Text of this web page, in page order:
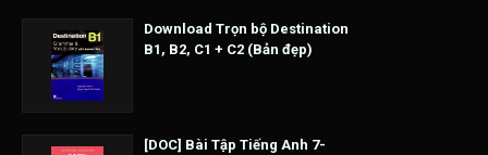
Download Trọn bộ Destination
B1, B2, C1 + C2 (Bản đẹp)
[DOC] Bài Tập Tiếng Anh 7-